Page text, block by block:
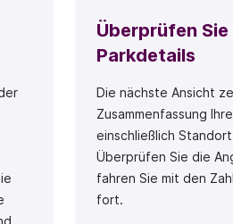
Überprüfen Sie
Parkdetails
Die nächste Ansicht
Zusammenfassung
einschließlich
Überprüfen Sie die
fahren Sie mit den
fort.